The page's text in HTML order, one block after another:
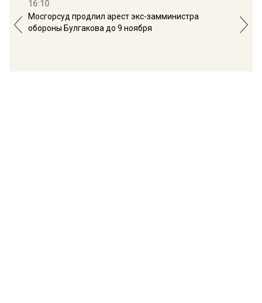
16:10
Мосгорсуд продлил арест экс-замминистра
обороны Булгакова до 9 ноября